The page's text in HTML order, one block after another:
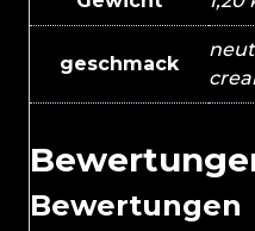
geschmack
Bewertungen